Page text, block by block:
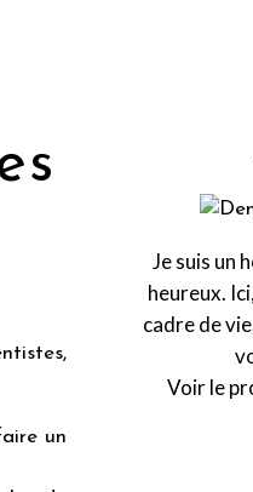
un
Je suis un
heureux.
cadre de
Voir le